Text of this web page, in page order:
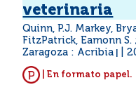
veterinaria
Quinn, P.J. Markey,
FitzPatrick, Eamonn S.
Zaragoza : Acribia
| En formato papel.